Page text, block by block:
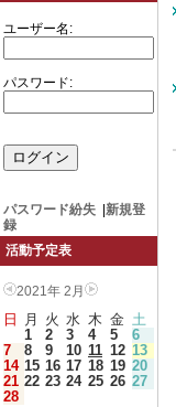
ユーザー名:
パスワード:
パスワード紛失
新規登
録
活動予定表
2021年 2月
日 月 火 水 木 金 土
1
2 3 4 5
6
7
8 9 10 11 12 13
14 15 16 17 18 19 20
21 22 23 24 25 26 27
28